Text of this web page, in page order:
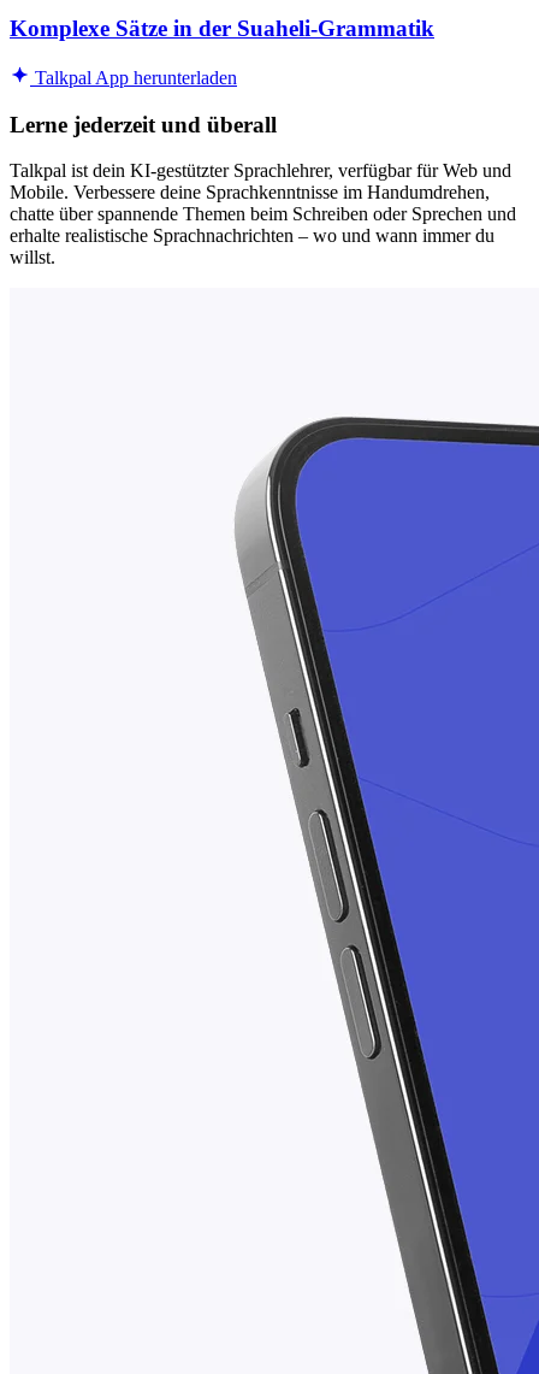
Komplexe Sätze in der Suaheli-Grammatik
Talkpal App herunterladen
Lerne jederzeit und überall
Talkpal ist dein KI-gestützter Sprachlehrer, verfügbar für Web und
Mobile. Verbessere deine Sprachkenntnisse im Handumdrehen,
chatte über spannende Themen beim Schreiben oder Sprechen und
erhalte realistische Sprachnachrichten – wo und wann immer du
willst.